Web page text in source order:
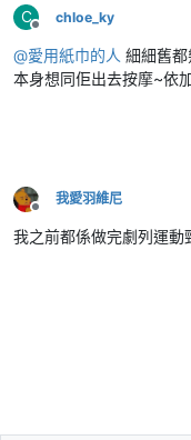
C
離線
chloe_ky
@愛用紙巾的人 細細舊
本身想同佢出去按摩~依
離線
我愛羽維尼
我之前都係做完劇列運動